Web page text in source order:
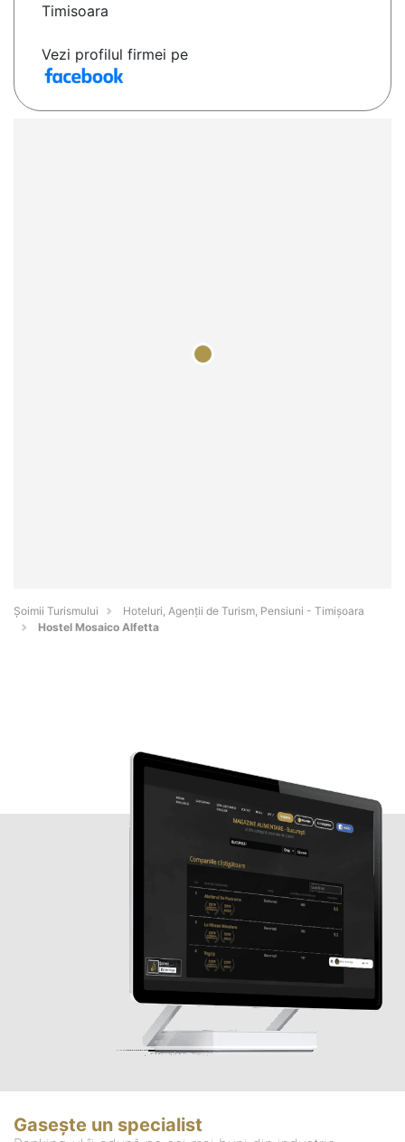
Timisoara
Vezi profilul firmei pe
Șoimii Turismului
Hoteluri, Agenții de Turism, Pensiuni - Timişoara
Hostel Mosaico Alfetta
Gasește un specialist